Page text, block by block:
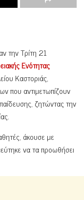
την Τρίτη 21
Ενότητας
Καστοριάς,
που αντιμετωπίζουν
ζητώντας την
άκουσε με
να τα προωθήσει